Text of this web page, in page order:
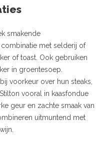
smakende
met selderij of
of toast. Ook gebruiken
in groentesoep.
voorkeur over hun steaks,
vooral in kaasfondue
geur en zachte smaak van
uitmuntend met